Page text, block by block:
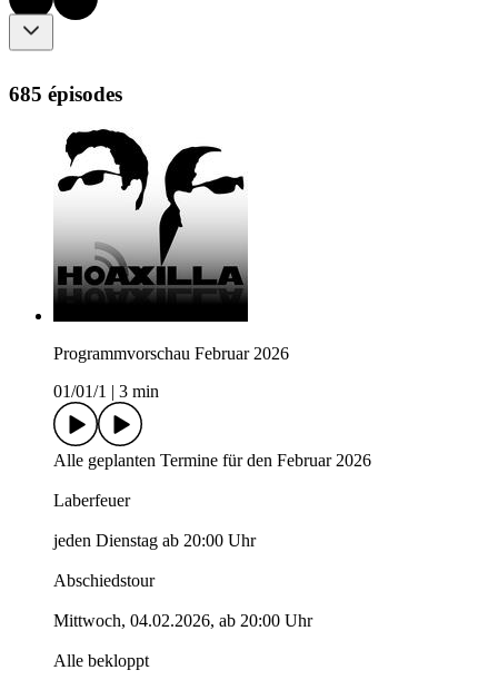
685 épisodes
Programmvorschau Februar 2026
01/01/1
3 min
Alle geplanten Termine für den Februar 2026
Laberfeuer
jeden Dienstag ab 20:00 Uhr
Abschiedstour
Mittwoch, 04.02.2026, ab 20:00 Uhr
Alle bekloppt